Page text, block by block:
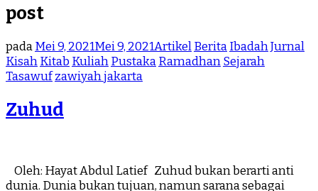
post
padaMei 9, 2021Mei 9, 2021ArtikelBeritaIbadahJurnal
KisahKitab KuliahPustakaRamadhanSejarah
Tasawufzawiyah jakarta
Zuhud
Oleh: Hayat Abdul Latief Zuhud bukan berarti anti
dunia. Dunia bukan tujuan, namun sarana sebagai